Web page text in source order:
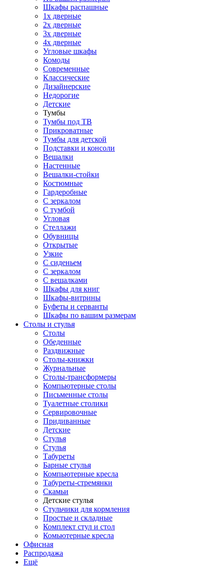
Шкафы распашные
1х дверные
2х дверные
3х дверные
4х дверные
Угловые шкафы
Комоды
Современные
Классические
Дизайнерские
Недорогие
Детские
Тумбы
Тумбы под ТВ
Прикроватные
Тумбы для детской
Подставки и консоли
Вешалки
Настенные
Вешалки-стойки
Костюмные
Гардеробные
С зеркалом
С тумбой
Угловая
Стеллажи
Обувницы
Открытые
Узкие
С сиденьем
С зеркалом
С вешалками
Шкафы для книг
Шкафы-витрины
Буфеты и серванты
Шкафы по вашим размерам
Столы и стулья
Столы
Обеденные
Раздвижные
Столы-книжки
Журнальные
Столы-трансформеры
Компьютерные столы
Письменные столы
Туалетные столики
Сервировочные
Придиванные
Детские
Стулья
Стулья
Табуреты
Барные стулья
Компьютерные кресла
Табуреты-стремянки
Скамьи
Детские стулья
Стульчики для кормления
Простые и складные
Комплект стул и стол
Комьютерные кресла
Офисная
Распродажа
Eщё